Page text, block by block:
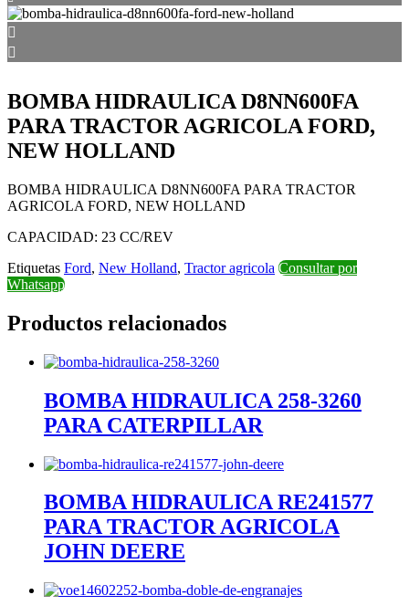
BOMBA HIDRAULICA D8NN600FA
PARA TRACTOR AGRICOLA FORD,
NEW HOLLAND
BOMBA HIDRAULICA D8NN600FA PARA TRACTOR
AGRICOLA FORD, NEW HOLLAND
CAPACIDAD: 23 CC/REV
Etiquetas Ford, New Holland, Tractor agricola Consultar por
Whatsapp
Productos relacionados
BOMBA HIDRAULICA 258-3260
PARA CATERPILLAR
BOMBA HIDRAULICA RE241577
PARA TRACTOR AGRICOLA
JOHN DEERE